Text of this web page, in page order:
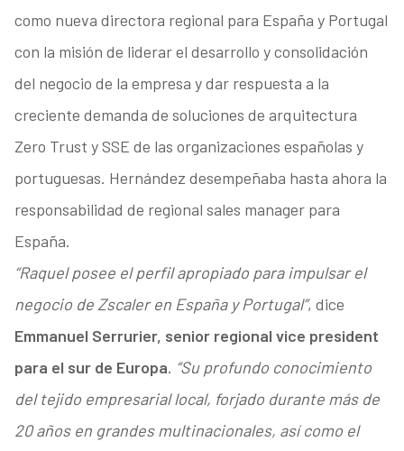
como nueva directora regional para España y Portugal
con la misión de liderar el desarrollo y consolidación
del negocio de la empresa y dar respuesta a la
creciente demanda de soluciones de arquitectura
Zero Trust y SSE de las organizaciones españolas y
portuguesas. Hernández desempeñaba hasta ahora la
responsabilidad de regional sales manager para
España.
“Raquel posee el perfil apropiado para impulsar el
negocio de Zscaler en España y Portugal”, dice
Emmanuel Serrurier, senior regional vice president
para el sur de Europa. “Su profundo conocimiento
del tejido empresarial local, forjado durante más de
20 años en grandes multinacionales, así como el